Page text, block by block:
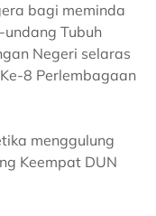
bagi meminda
Tubuh
Negeri selaras
8 Perlembagaan
menggulung
Keempat DUN